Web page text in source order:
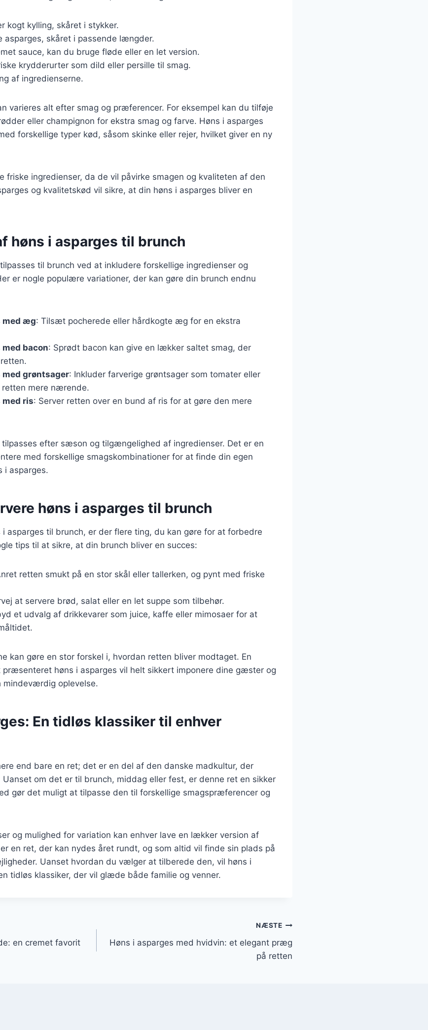
kogt kylling, skåret i stykker.
asparges, skåret i passende længder.
sauce, kan du bruge fløde eller en let version.
krydderurter som dild eller persille til smag.
af ingredienserne.
varieres alt efter smag og præferencer. For eksempel kan du tilføje
eller champignon for ekstra smag og farve. Høns i asparges
forskellige typer kød, såsom skinke eller rejer, hvilket giver en ny
friske ingredienser, da de vil påvirke smagen og kvaliteten af den
og kvalitetskød vil sikre, at din høns i asparges bliver en
høns i asparges til brunch
til brunch ved at inkludere forskellige ingredienser og
er nogle populære variationer, der kan gøre din brunch endnu
med æg: Tilsæt pocherede eller hårdkogte æg for en ekstra
bacon: Sprødt bacon kan give en lækker saltet smag, der
med grøntsager: Inkluder farverige grøntsager som tomater eller
mere nærende.
med ris: Server retten over en bund af ris for at gøre den mere
tilpasses efter sæson og tilgængelighed af ingredienser. Det er en
med forskellige smagskombinationer for at finde din egen
i asparges.
høns i asparges til brunch
i asparges til brunch, er der flere ting, du kan gøre for at forbedre
tips til at sikre, at din brunch bliver en succes:
retten smukt på en stor skål eller tallerken, og pynt med friske
at servere brød, salat eller en let suppe som tilbehør.
et udvalg af drikkevarer som juice, kaffe eller mimosaer for at
kan gøre en stor forskel i, hvordan retten bliver modtaget. En
høns i asparges vil helt sikkert imponere dine gæster og
mindeværdig oplevelse.
En tidløs klassiker til enhver
end bare en ret; det er en del af den danske madkultur, der
Uanset om det er til brunch, middag eller fest, er denne ret en sikker
gør det muligt at tilpasse den til forskellige smagspræferencer og
og mulighed for variation kan enhver lave en lækker version af
en ret, der kan nydes året rundt, og som altid vil finde sin plads på
Uanset hvordan du vælger at tilberede den, vil høns i
tidløs klassiker, der vil glæde både familie og venner.
en cremet favorit
NÆSTE
Høns i asparges med hvidvin: et elegant præg
på retten